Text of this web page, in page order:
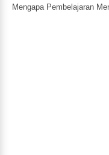
Mengapa Pembelajaran